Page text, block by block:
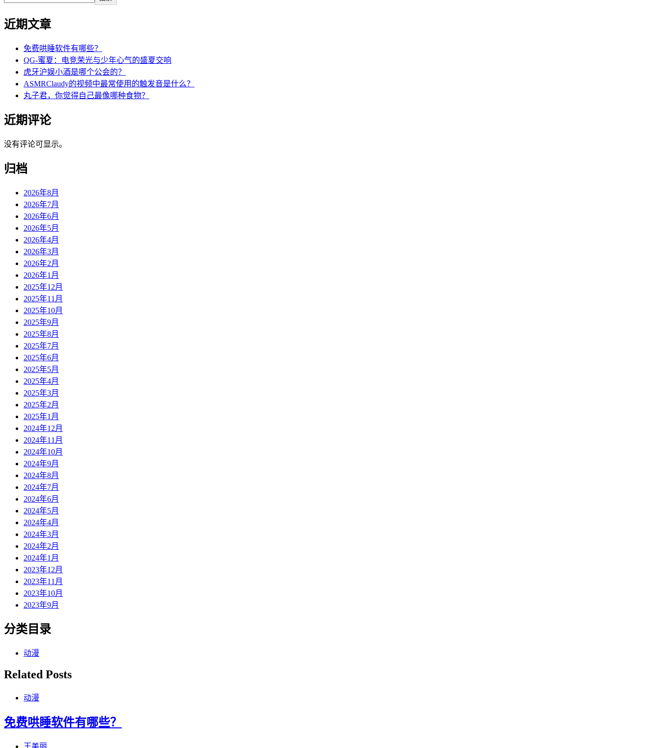
近期文章
免费哄睡软件有哪些？
QG-蜜夏：电竞荣光与少年心气的盛夏交响
虎牙沪娱小酒是哪个公会的？
ASMRClaudy的视频中最常使用的触发音是什么？
丸子君，你觉得自己最像哪种食物？
近期评论
没有评论可显示。
归档
2026年8月
2026年7月
2026年6月
2026年5月
2026年4月
2026年3月
2026年2月
2026年1月
2025年12月
2025年11月
2025年10月
2025年9月
2025年8月
2025年7月
2025年6月
2025年5月
2025年4月
2025年3月
2025年2月
2025年1月
2024年12月
2024年11月
2024年10月
2024年9月
2024年8月
2024年7月
2024年6月
2024年5月
2024年4月
2024年3月
2024年2月
2024年1月
2023年12月
2023年11月
2023年10月
2023年9月
分类目录
动漫
Related Posts
动漫
免费哄睡软件有哪些？
王美丽